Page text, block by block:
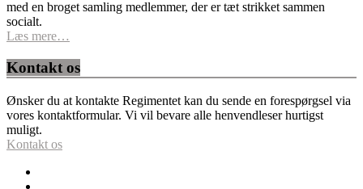
med en broget samling medlemmer, der er tæt strikket sammen
socialt.
Læs mere…
Kontakt os
Ønsker du at kontakte Regimentet kan du sende en forespørgsel via
vores kontaktformular. Vi vil bevare alle henvendleser hurtigst
muligt.
Kontakt os